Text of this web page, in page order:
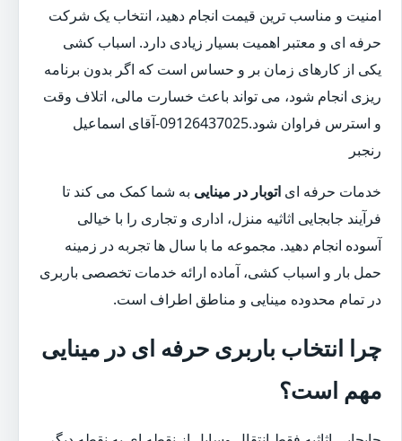
امنیت و مناسب ترین قیمت انجام دهید، انتخاب یک شرکت
حرفه ای و معتبر اهمیت بسیار زیادی دارد. اسباب کشی
یکی از کارهای زمان بر و حساس است که اگر بدون برنامه
ریزی انجام شود، می تواند باعث خسارت مالی، اتلاف وقت
و استرس فراوان شود.09126437025-آقای اسماعیل
رنجبر
خدمات حرفه ای اتوبار در مینایی به شما کمک می کند تا
فرآیند جابجایی اثاثیه منزل، اداری و تجاری را با خیالی
آسوده انجام دهید. مجموعه ما با سال ها تجربه در زمینه
حمل بار و اسباب کشی، آماده ارائه خدمات تخصصی باربری
در تمام محدوده مینایی و مناطق اطراف است.
چرا انتخاب باربری حرفه ای در مینایی
مهم است؟